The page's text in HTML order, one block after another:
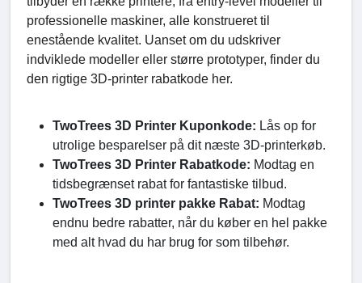
professionelle maskiner, alle konstrueret til
enestående kvalitet. Uanset om du udskriver
indviklede modeller eller større prototyper, finder du
den rigtige 3D-printer rabatkode her.
TwoTrees 3D Printer Kuponkode: Lås op for
utrolige besparelser på dit næste 3D-printerkøb.
TwoTrees 3D Printer Rabatkode: Modtag en
tidsbegrænset rabat for fantastiske tilbud.
TwoTrees 3D printer pakke Rabat: Modtag
endnu bedre rabatter, når du køber en hel pakke
med alt hvad du har brug for som tilbehør.